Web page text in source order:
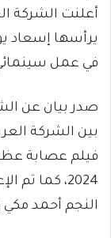
أعلنت الشركة
يرأسها إسعاد
في عمل
صدر بيان عن
بين الشركة
فيلم عصابة
2024، كما
النجم أحمد مكي